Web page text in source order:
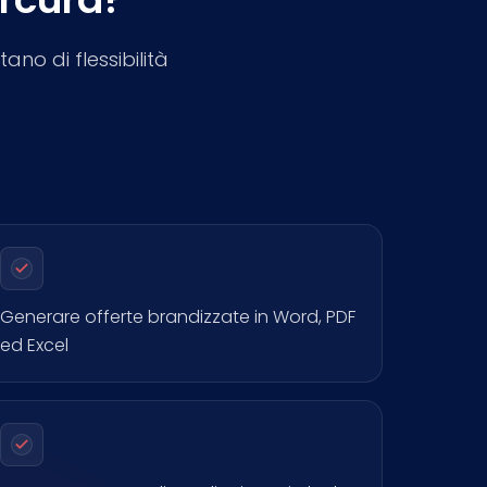
di flessibilità
Generare offerte brandizzate in Word, PDF
ed Excel